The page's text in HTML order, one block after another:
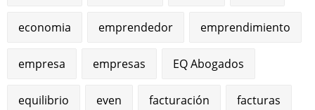
economia emprendedor emprendimiento
empresa empresas EQ Abogados
equilibrio even facturación facturas